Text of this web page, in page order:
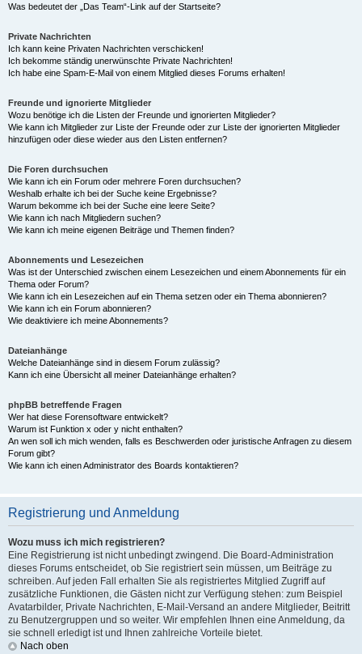
Was bedeutet der „Das Team“-Link auf der Startseite?
Private Nachrichten
Ich kann keine Privaten Nachrichten verschicken!
Ich bekomme ständig unerwünschte Private Nachrichten!
Ich habe eine Spam-E-Mail von einem Mitglied dieses Forums erhalten!
Freunde und ignorierte Mitglieder
Wozu benötige ich die Listen der Freunde und ignorierten Mitglieder?
Wie kann ich Mitglieder zur Liste der Freunde oder zur Liste der ignorierten Mitglieder
hinzufügen oder diese wieder aus den Listen entfernen?
Die Foren durchsuchen
Wie kann ich ein Forum oder mehrere Foren durchsuchen?
Weshalb erhalte ich bei der Suche keine Ergebnisse?
Warum bekomme ich bei der Suche eine leere Seite?
Wie kann ich nach Mitgliedern suchen?
Wie kann ich meine eigenen Beiträge und Themen finden?
Abonnements und Lesezeichen
Was ist der Unterschied zwischen einem Lesezeichen und einem Abonnements für ein
Thema oder Forum?
Wie kann ich ein Lesezeichen auf ein Thema setzen oder ein Thema abonnieren?
Wie kann ich ein Forum abonnieren?
Wie deaktiviere ich meine Abonnements?
Dateianhänge
Welche Dateianhänge sind in diesem Forum zulässig?
Kann ich eine Übersicht all meiner Dateianhänge erhalten?
phpBB betreffende Fragen
Wer hat diese Forensoftware entwickelt?
Warum ist Funktion x oder y nicht enthalten?
An wen soll ich mich wenden, falls es Beschwerden oder juristische Anfragen zu diesem
Forum gibt?
Wie kann ich einen Administrator des Boards kontaktieren?
Registrierung und Anmeldung
Wozu muss ich mich registrieren?
Eine Registrierung ist nicht unbedingt zwingend. Die Board-Administration
dieses Forums entscheidet, ob Sie registriert sein müssen, um Beiträge zu
schreiben. Auf jeden Fall erhalten Sie als registriertes Mitglied Zugriff auf
zusätzliche Funktionen, die Gästen nicht zur Verfügung stehen: zum Beispiel
Avatarbilder, Private Nachrichten, E-Mail-Versand an andere Mitglieder, Beitritt
zu Benutzergruppen und so weiter. Wir empfehlen Ihnen eine Anmeldung, da
sie schnell erledigt ist und Ihnen zahlreiche Vorteile bietet.
Nach oben